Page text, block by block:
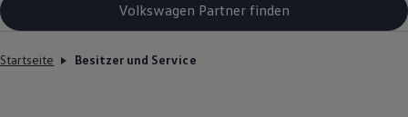
Volkswagen Partner finden
Startseite Besitzer und Service